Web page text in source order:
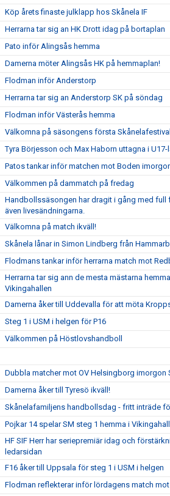
Köp årets finaste julklapp hos Skånela IF
Herrarna tar sig an HK Drott idag på bortaplan
Pato inför Alingsås hemma
Damerna möter Alingsås HK på hemmaplan!
Flodman inför Anderstorp
Herrarna tar sig an Anderstorp SK på söndag
Flodman inför Västerås hemma
Välkomna på säsongens första Skånelafestival
Tyra Börjesson och Max Haborn uttagna i
Patos tankar inför matchen mot Boden
Välkommen på dammatch på fredag
Handbollssäsongen har dragit i gång med full
även livesändningarna.
Välkomna på match ikväll!
Skånela lånar in Simon Lindberg från
Flodmans tankar inför herrarna match mot
Herrarna tar sig ann de mesta mästarna
Vikingahallen
Damerna åker till Uddevalla för att möta
Steg 1 i USM i helgen för P16
Välkommen på Höstlovshandboll
Dubbla matcher mot OV Helsingborg imorgon
Damerna åker till Tyresö ikväll!
Skånelafamiljens handbollsdag - fritt inträde
Pojkar 14 spelar SM steg 1 hemma i
HF SIF Herr har seriepremiär idag och
ledarsidan
F16 åker till Uppsala för steg 1 i USM i helgen
Flodman reflekterar inför lördagens match mot